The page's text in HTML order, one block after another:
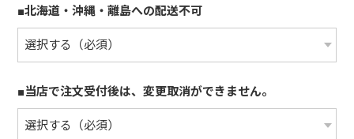
■北海道・沖縄・離島への配送不可
■当店で注文受付後は、変更取消ができません。